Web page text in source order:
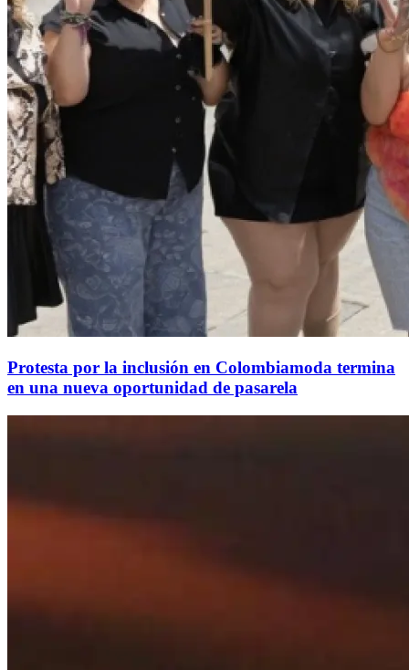
Protesta por la inclusión en Colombiamoda termina
en una nueva oportunidad de pasarela